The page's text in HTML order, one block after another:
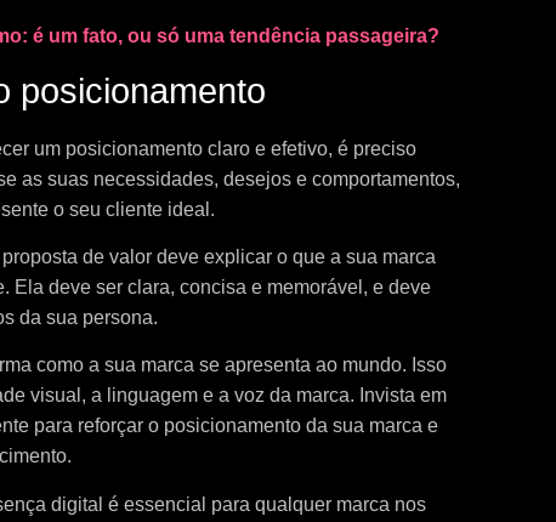
é um fato, ou só uma tendência passageira?
posicionamento
um posicionamento claro e efetivo, é preciso
as suas necessidades, desejos e comportamentos,
o seu cliente ideal.
de valor deve explicar o que a sua marca
Ela deve ser clara, concisa e memorável, e deve
da sua persona.
como a sua marca se apresenta ao mundo. Isso
visual, a linguagem e a voz da marca. Invista em
para reforçar o posicionamento da sua marca e
digital é essencial para qualquer marca nos